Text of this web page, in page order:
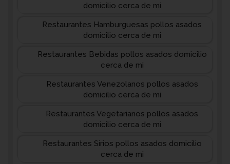
domicilio cerca de mi
Restaurantes Hamburguesas pollos asados
domicilio cerca de mi
Restaurantes Bebidas pollos asados domicilio
cerca de mi
Restaurantes Venezolanos pollos asados
domicilio cerca de mi
Restaurantes Vegetarianos pollos asados
domicilio cerca de mi
Restaurantes Sirios pollos asados domicilio
cerca de mi